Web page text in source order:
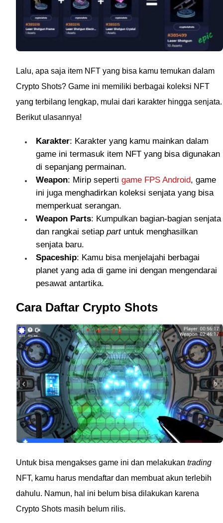
Lalu, apa saja item NFT yang bisa kamu temukan dalam
Crypto Shots? Game ini memiliki berbagai koleksi NFT
yang terbilang lengkap, mulai dari karakter hingga senjata.
Berikut ulasannya!
Karakter: Karakter yang kamu mainkan dalam
game ini termasuk item NFT yang bisa digunakan
di sepanjang permainan.
Weapon: Mirip seperti game FPS Android, game
ini juga menghadirkan koleksi senjata yang bisa
memperkuat serangan.
Weapon Parts: Kumpulkan bagian-bagian senjata
dan rangkai setiap partuntuk menghasilkan
senjata baru.
Spaceship: Kamu bisa menjelajahi berbagai
planet yang ada di game ini dengan mengendarai
pesawat antartika.
Cara Daftar Crypto Shots
Untuk bisa mengakses game ini dan melakukan trading
NFT, kamu harus mendaftar dan membuat akun terlebih
dahulu. Namun, hal ini belum bisa dilakukan karena
Crypto Shots masih belum rilis.